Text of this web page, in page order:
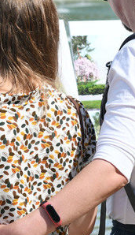
лучшего
воспитателя 2026 года